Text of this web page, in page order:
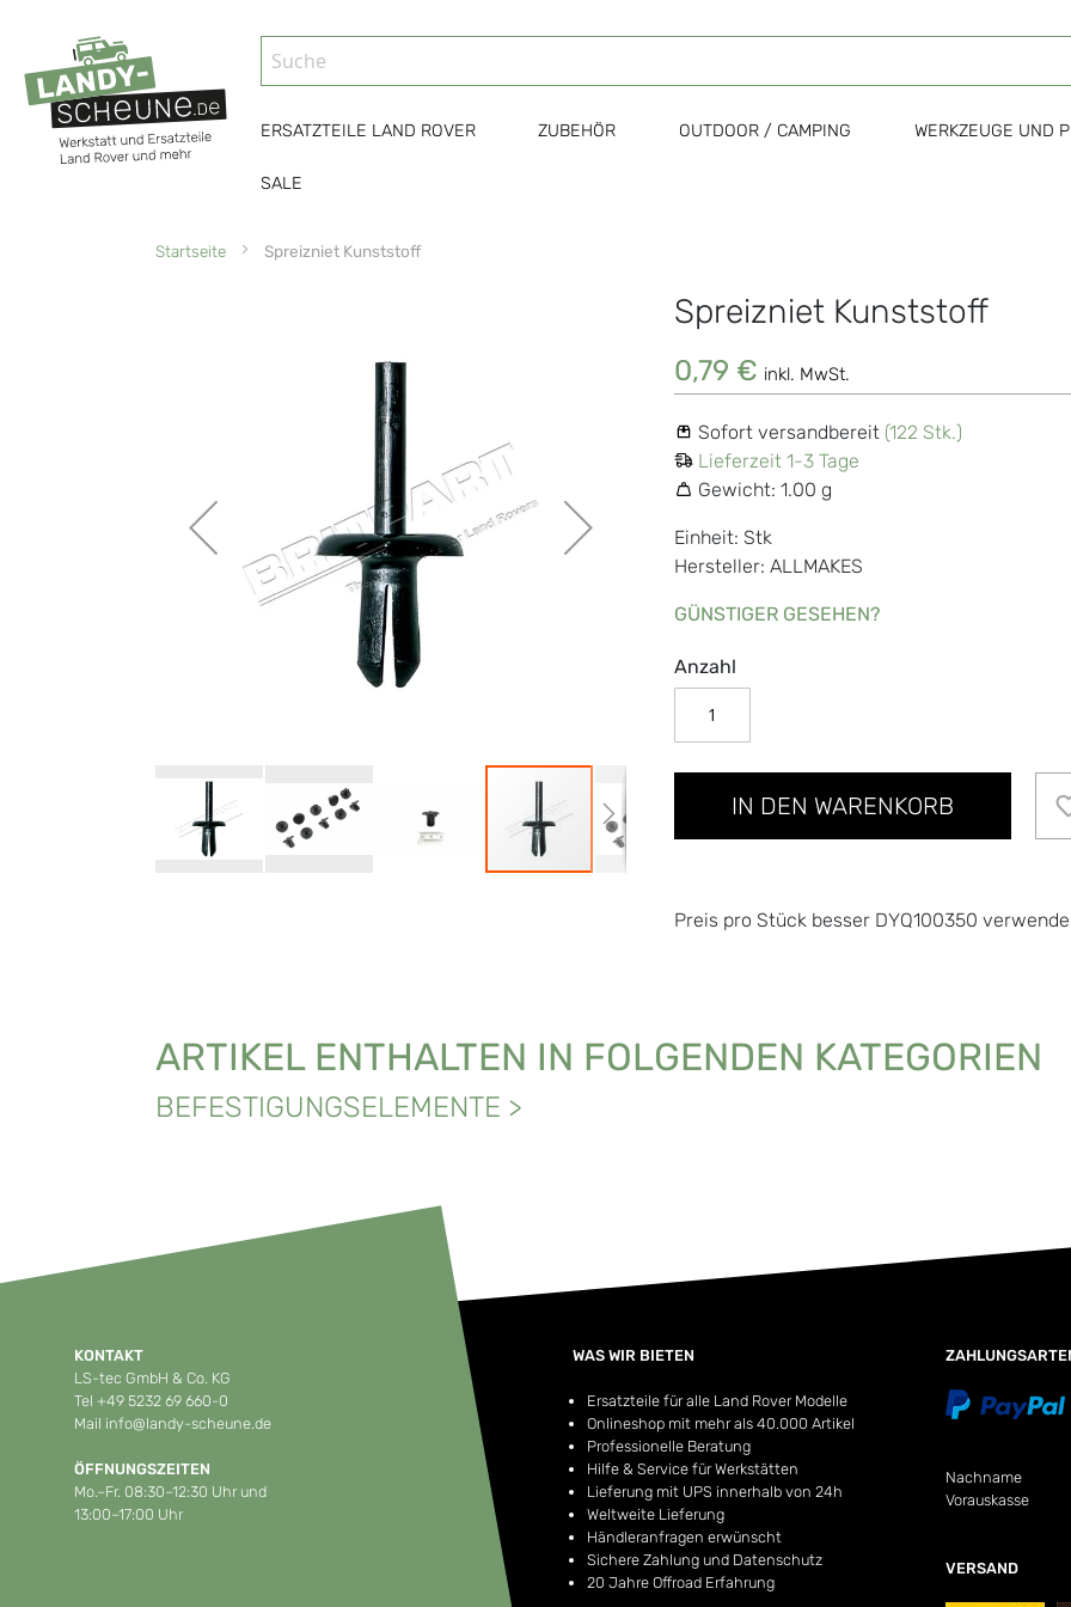
ERSATZTEILE LAND ROVER ZUBEHÖR OUTDOOR / CAMPING WERKZEUGE UND
SALE
Startseite Spreizniet Kunststoff
Bildgalerie
Spreizniet Kunststoff
0,79 € inkl. MwSt.
Sofort versandbereit (122 Stk.)
Lieferzeit 1-3 Tage
Gewicht: 1.00 g
Einheit: Stk
Hersteller: ALLMAKES
GÜNSTIGER GESEHEN?
Anzahl
IN DEN WARENKORB
Preis pro Stück besser DYQ100350
ARTIKEL ENTHALTEN IN FOLGENDEN KATEGORIEN
BEFESTIGUNGSELEMENTE >
KONTAKT
LS-tec GmbH & Co. KG
Tel +49 5232 69 660-0
Mail info@landy-scheune.de
ÖFFNUNGSZEITEN
Mo.–Fr. 08:30–12:30 Uhr und
13:00–17:00 Uhr
WAS WIR BIETEN
Ersatzteile für alle Land Rover Modelle
Onlineshop mit mehr als 40.000 Artikel
Professionelle Beratung
Hilfe & Service für Werkstätten
Lieferung mit UPS innerhalb von 24h
Weltweite Lieferung
Händleranfragen erwünscht
Sichere Zahlung und Datenschutz
20 Jahre Offroad Erfahrung
Nachname
Vorauskasse
VERSAND